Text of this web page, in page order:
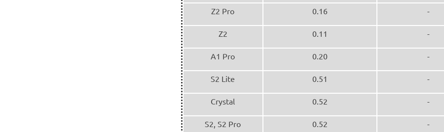
Z2 Pro 0.16 -
Z2 0.11 -
A1 Pro 0.20 -
S2 Lite 0.51 -
Crystal 0.52 -
S2, S2 Pro 0.52 -